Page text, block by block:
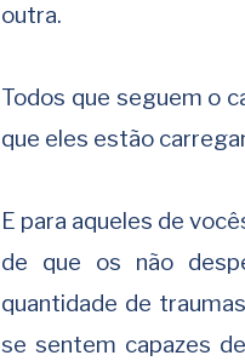
outra.
Todos que seguem o
que eles estão
E para aqueles de
de que os não
quantidade de
se sentem capazes